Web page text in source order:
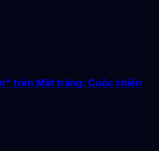
trên Mặt trăng: Cuộc chiến